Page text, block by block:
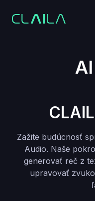
Zažite budúcnosť
Audio. Naše
generovať reč z
upravovať